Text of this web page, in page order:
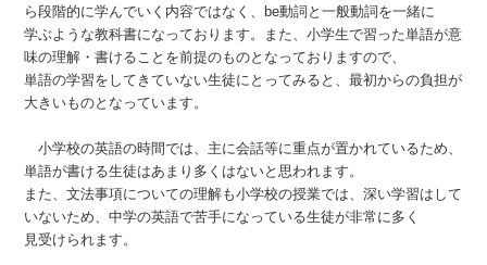
ら段階的に学んでいく内容ではなく、be動詞と一般動詞を一緒に
学ぶような教科書になっております。また、小学生で習った単語が意
味の理解・書けることを前提のものとなっておりますので、
単語の学習をしてきていない生徒にとってみると、最初からの負担が
大きいものとなっています。
小学校の英語の時間では、主に会話等に重点が置かれているため、
単語が書ける生徒はあまり多くはないと思われます。
また、文法事項についての理解も小学校の授業では、深い学習はして
いないため、中学の英語で苦手になっている生徒が非常に多く
見受けられます。